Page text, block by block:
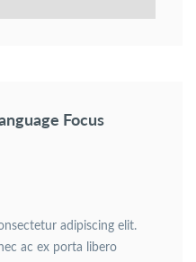
Focus
adipiscing elit.
ac ex porta libero